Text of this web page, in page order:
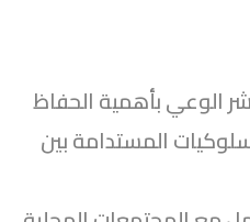
الوعي بأهمية الحفاظ
المستدامة بين